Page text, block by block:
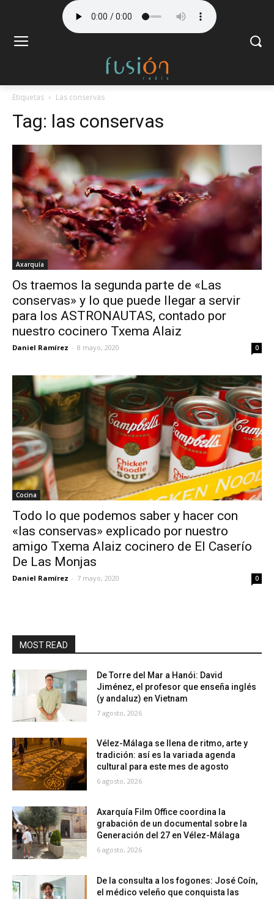
Etiquetas Las conservas
Tag: las conservas
Axarquía
Os traemos la segunda parte de «Las
conservas» y lo que puede llegar a servir
para los ASTRONAUTAS, contado por
nuestro cocinero Txema Alaiz
Daniel Ramírez - 8 mayo, 2020 0
Cocina
Todo lo que podemos saber y hacer con
«las conservas» explicado por nuestro
amigo Txema Alaiz cocinero de El Caserío
De Las Monjas
Daniel Ramírez - 7 mayo, 2020 0
MOST READ
De Torre del Mar a Hanói: David
Jiménez, el profesor que enseña inglés
(y andaluz) en Vietnam
7 agosto, 2026
Vélez-Málaga se llena de ritmo, arte y
tradición: así es la variada agenda
cultural para este mes de agosto
6 agosto, 2026
Axarquía Film Office coordina la
grabación de un documental sobre la
Generación del 27 en Vélez-Málaga
6 agosto, 2026
De la consulta a los fogones: José Coín,
el médico veleño que conquista las